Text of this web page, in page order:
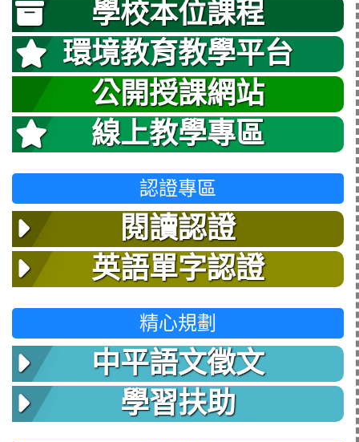
學校本位課程
環境教育教學平台
公開授課網站
線上教學專區
認證專區
閱讀認證
英語單字認證
精心規劃
中平語文徵文
學習扶助